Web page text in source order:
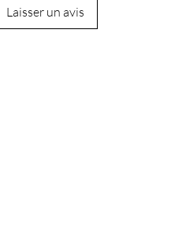
Laisser un avis